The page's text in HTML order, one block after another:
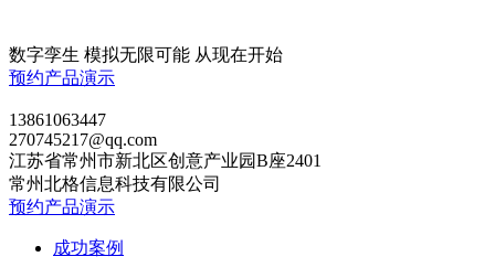
数字孪生 模拟无限可能 从现在开始
预约产品演示
13861063447
270745217@qq.com
江苏省常州市新北区创意产业园B座2401
常州北格信息科技有限公司
预约产品演示
成功案例